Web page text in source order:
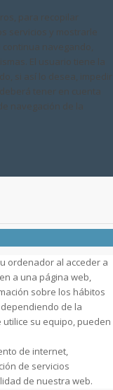
para recopilar
servicios y mostrarle
navegando,
El usuario tiene la
si así lo desea, impedir
tener en cuenta
navegación de la
ordenador al acceder a
a una página web,
sobre los hábitos
de la
su equipo, pueden
de internet,
de servicios
de nuestra web.